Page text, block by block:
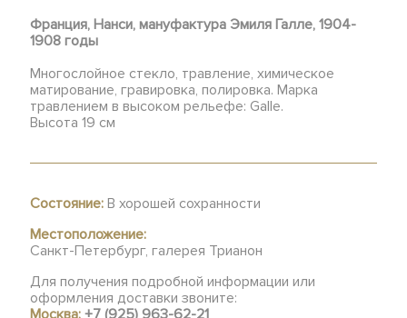
Франция, Нанси, мануфактура Эмиля Галле, 1904-
1908 годы
Многослойное стекло, травление, химическое
матирование, гравировка, полировка. Марка
травлением в высоком рельефе: Galle.
Высота 19 см
Состояние: В хорошей сохранности
Местоположение:
Санкт-Петербург, галерея Трианон
Для получения подробной информации или
оформления доставки звоните:
Москва:+7 (925) 963-62-21